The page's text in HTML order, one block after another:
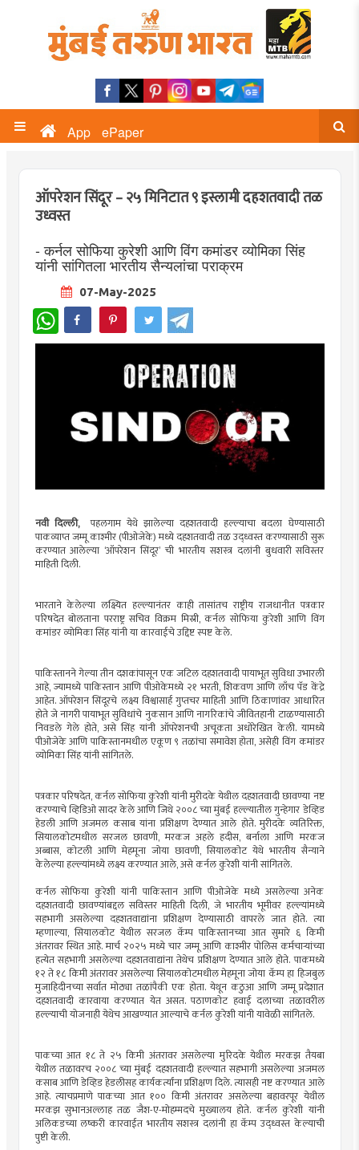
App ePaper
ऑपरेशन सिंदूर – २५ मिनिटात ९ इस्लामी दहशतवादी तळ
उध्वस्त
- कर्नल सोफिया कुरेशी आणि विंग कमांडर व्योमिका सिंह
यांनी सांगितला भारतीय सैन्यलांचा पराक्रम
07-May-2025
WhatsApp
नवी दिल्ली,पहलगाम येथे झालेल्या दहशतवादी हल्ल्याचा बदला घेण्यासाठी
पाकव्याप्त जम्मू काश्मीर (पीओजेके) मध्ये दहशतवादी तळ उद्ध्वस्त करण्यासाठी सुरू
करण्यात आलेल्या ‘ऑपरेशन सिंदूर’ ची भारतीय सशस्त्र दलांनी बुधवारी सविस्तर
माहिती दिली.
भारताने केलेल्या लक्ष्यित हल्ल्यानंतर काही तासांतच राष्ट्रीय राजधानीत पत्रकार
परिषदेत बोलताना परराष्ट्र सचिव विक्रम मिस्री, कर्नल सोफिया कुरेशी आणि विंग
कमांडर व्योमिका सिंह यांनी या कारवाईचे उद्दिष्ट स्पष्ट केले.
पाकिस्तानने गेल्या तीन दशकांपासून एक जटिल दहशतवादी पायाभूत सुविधा उभारली
आहे, ज्यामध्ये पाकिस्तान आणि पीओकेमध्ये २१ भरती, शिकवण आणि लाँच पॅड केंद्रे
आहेत. ऑपरेशन सिंदूरचे लक्ष्य विश्वासार्ह गुप्तचर माहिती आणि ठिकाणांवर आधारित
होते जे नागरी पायाभूत सुविधांचे नुकसान आणि नागरिकांचे जीवितहानी टाळण्यासाठी
निवडले गेले होते, असे सिंह यांनी ऑपरेशनची अचूकता अधोरेखित केली. यामध्ये
पीओजेके आणि पाकिस्तानमधील एकूण ९ तळांचा समावेश होता, असेही विंग कमांडर
व्योमिका सिंह यांनी सांगितले.
पत्रकार परिषदेत, कर्नल सोफिया कुरेशी यांनी मुरीदके येथील दहशतवादी छावण्या नष्ट
करण्याचे व्हिडिओ सादर केले आणि जिथे २००८ च्या मुंबई हल्ल्यातील गुन्हेगार डेव्हिड
हेडली आणि अजमल कसाब यांना प्रशिक्षण देण्यात आले होते. मुरीदके व्यतिरिक्त,
सियालकोटमधील सरजल छावणी, मरकज अहले हदीस, बर्नाला आणि मरकज
अब्बास, कोटली आणि मेहमूना जोया छावणी, सियालकोट येथे भारतीय सैन्याने
केलेल्या हल्ल्यांमध्ये लक्ष्य करण्यात आले, असे कर्नल कुरेशी यांनी सांगितले.
कर्नल सोफिया कुरेशी यांनी पाकिस्तान आणि पीओजेके मध्ये असलेल्या अनेक
दहशतवादी छावण्यांबद्दल सविस्तर माहिती दिली, जे भारतीय भूमीवर हल्ल्यांमध्ये
सहभागी असलेल्या दहशतवाद्यांना प्रशिक्षण देण्यासाठी वापरले जात होते. त्या
म्हणाल्या, सियालकोट येथील सरजल कॅम्प पाकिस्तानच्या आत सुमारे ६ किमी
अंतरावर स्थित आहे. मार्च २०२५ मध्ये चार जम्मू आणि काश्मीर पोलिस कर्मचाऱ्यांच्या
हत्येत सहभागी असलेल्या दहशतवाद्यांना तेथेच प्रशिक्षण देण्यात आले होते. पाकमध्ये
१२ ते १८ किमी अंतरावर असलेल्या सियालकोटमधील मेहमूना जोया कॅम्प हा हिजबुल
मुजाहिदीनच्या सर्वात मोठ्या तळांपैकी एक होता. येथून कठुआ आणि जम्मू प्रदेशात
दहशतवादी कारवाया करण्यात येत असत. पठाणकोट हवाई दलाच्या तळावरील
हल्ल्याची योजनाही येथेच आखण्यात आल्याचे कर्नल कुरेशी यांनी यावेळी सांगितले.
पाकच्या आत १८ ते २५ किमी अंतरावर असलेल्या मुरिदके येथील मरकझ तैयबा
येथील तळावरच २००८ च्या मुंबई दहशतवादी हल्ल्यात सहभागी असलेल्या अजमल
कसाब आणि डेव्हिड हेडलीसह कार्यकर्त्यांना प्रशिक्षण दिले. त्यासही नष्ट करण्यात आले
आहे. त्याचप्रमाणे पाकच्या आत १०० किमी अंतरावर असलेल्या बहावरपूर येथील
मरकझ सुभानअल्लाह तळ जैश-ए-मोहम्मदचे मुख्यालय होते. कर्नल कुरेशी यांनी
अलिकडच्या लष्करी कारवाईत भारतीय सशस्त्र दलांनी हा कॅम्प उद्ध्वस्त केल्याची
पुष्टी केली.